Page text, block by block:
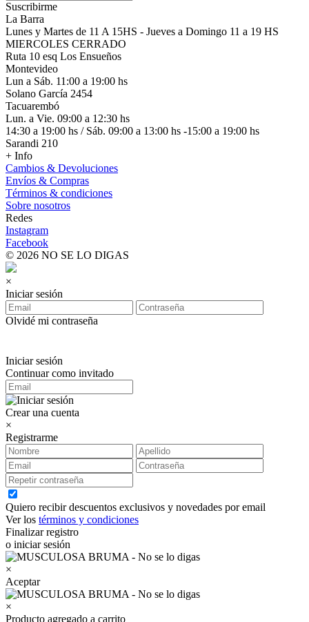
Suscribirme
La Barra
Lunes y Martes de 11 A 15HS - Jueves a Domingo 11 a 19 HS
MIERCOLES CERRADO
Ruta 10 esq Los Ensueños
Montevideo
Lun a Sáb. 11:00 a 19:00 hs
Solano García 2454
Tacuarembó
Lun. a Vie. 09:00 a 12:30 hs
14:30 a 19:00 hs / Sáb. 09:00 a 13:00 hs -15:00 a 19:00 hs
Sarandi 210
+ Info
Cambios & Devoluciones
Envíos & Compras
Términos & condiciones
Sobre nosotros
Redes
Instagram
Facebook
© 2026 NO SE LO DIGAS
×
Iniciar sesión
Olvidé mi contraseña
Iniciar sesión
Continuar como invitado
Crear una cuenta
×
Registrarme
Quiero recibir descuentos exclusivos y novedades por email
Ver los términos y condiciones
Finalizar registro
o iniciar sesión
×
Aceptar
×
Producto agregado a carrito